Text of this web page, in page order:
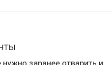
заранее отварить и